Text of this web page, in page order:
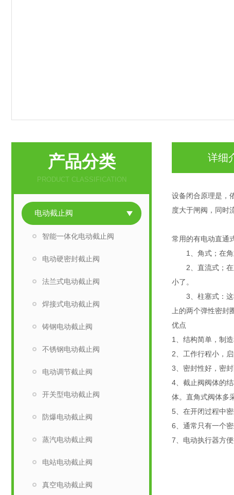
产品分类
PRODUCT CLASSIFICATION
电动截止阀
智能一体化电动截止阀
电动硬密封截止阀
法兰式电动截止阀
焊接式电动截止阀
铸钢电动截止阀
不锈钢电动截止阀
电动调节截止阀
开关型电动截止阀
防爆电动截止阀
蒸汽电动截止阀
电站电动截止阀
真空电动截止阀
详细
设备闭合原理是，
度大于闸阀，同时
常用的有电动直通
1、角式；在角
2、直流式；在
小了。
3、柱塞式：这
上的两个弹性密
优点
1、结构简单，制
2、工作行程小，启
3、密封性好，密
4、截止阀阀体的
体。直角式阀体多
5、在开闭过程中
6、通常只有一个
7、电动执行器方便